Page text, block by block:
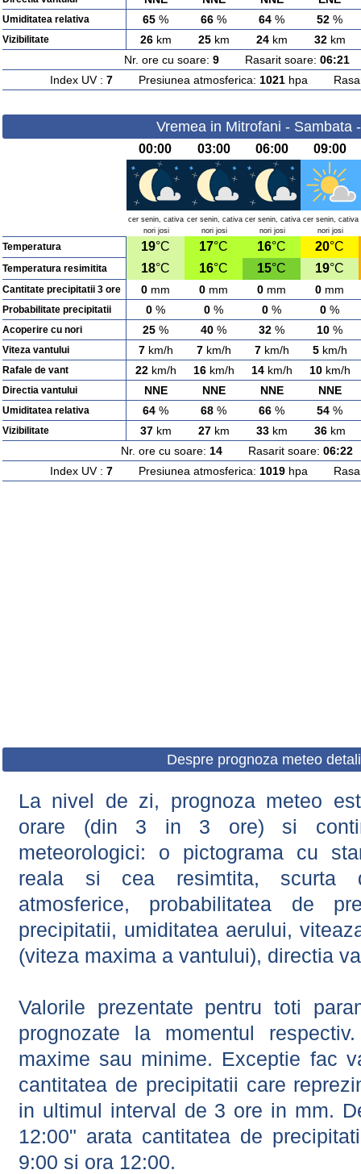
Umiditatea relativa 65 % 66 % 64 % 52 %
Vizibilitate 26km 25km 24km 32km
Nr. ore cu soare: 9Rasarit soare: 06:21
Index UV : 7Presiunea atmosferica: 1021hpa
Vremea in Mitrofani - Sambata
00:00 03:00 06:00 09:00
cer senin, cativa
nori josi
cer senin, cativa
nori josi
cer senin, cativa
nori josi
cer senin, cativa
nori josi
Temperatura 19°C 17°C 16°C 20°C
Temperatura resimitita 18°C 16°C 15°C 19°C
Cantitate precipitatii 3 ore 0 mm 0 mm 0 mm 0 mm
Probabilitate precipitatii 0 % 0 % 0 % 0 %
Acoperire cu nori 25 % 40 % 32 % 10 %
Viteza vantului 7km/h 7km/h 7km/h 5km/h
Rafale de vant 22km/h 16km/h 14km/h 10km/h
Directia vantului NNE NNE NNE NNE
Umiditatea relativa 64 % 68 % 66 % 54 %
Vizibilitate 37km 27km 33km 36km
Nr. ore cu soare: 14Rasarit soare: 06:22
Index UV : 7Presiunea atmosferica: 1019hpa
Despre prognoza meteo
La nivel de zi, prognoza meteo
orare (din 3 in 3 ore) si
meteorologici: o pictograma cu
reala si cea resimtita, scurta
atmosferice, probabilitatea de
precipitatii, umiditatea aerului,
(viteza maxima a vantului), directia
Valorile prezentate pentru toti
prognozate la momentul
maxime sau minime. Exceptie fac
cantitatea de precipitatii care
in ultimul interval de 3 ore in mm.
12:00" arata cantitatea de
9:00 si ora 12:00.